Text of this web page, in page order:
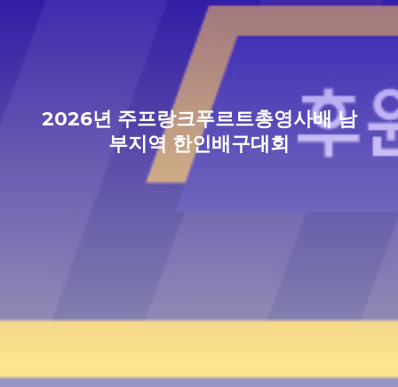
2026년 주프랑크푸르트총영사배 남
부지역 한인배구대회